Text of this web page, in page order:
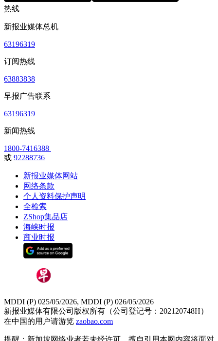
热线
新报业媒体总机
63196319
订阅热线
63883838
早报广告联系
63196319
新闻热线
1800-7416388
或 92288736
新报业媒体网站
网络条款
个人资料保护声明
全检索
ZShop集品店
海峡时报
商业时报
MDDI (P) 025/05/2026, MDDI (P) 026/05/2026
新报业媒体有限公司版权所有（公司登记号：202120748H）
在中国的用户请游览 zaobao.com